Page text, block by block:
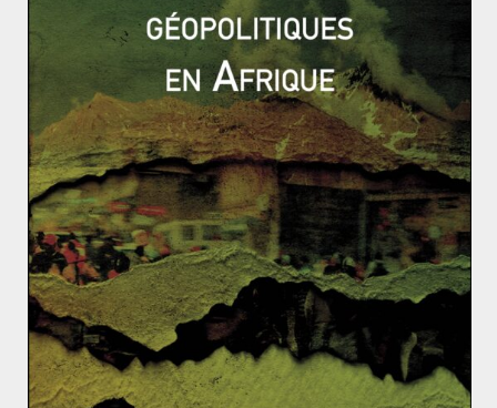
Des dispositifs particuliers ont été mis en place et seule
l’Estonie devrait proposer à ses citoyens de voter de
manière électronique. D’autres pays ont en effet
renoncé à cette possibilité pour cause de failles de
sécurité, comme l’Irlande. Les réseaux sociaux quant à
eux sont mobilisés. Facebook a mis en place un
« dispositif anti ingérences », craignant de revivre les
scandales qui ont emmaillé sa réputation auparavant
lors d’autres élections. Ce dispositif passe par une
totale transparence des financements des publicités
sur le réseau social.
Ainsi, dans un climat européen incertain, des cyber-
attaques ciblées pourraient venir fortement perturber
le scrutin et ses résultats.